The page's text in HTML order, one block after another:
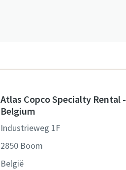
Atlas Copco Specialty Rental -
Belgium
Industrieweg 1F
2850 Boom
België